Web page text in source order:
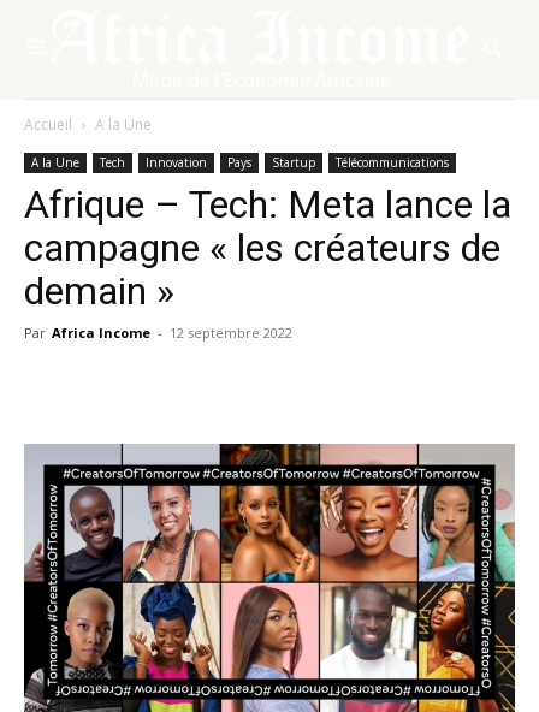
Accueil A la Une
A la Une Tech Innovation Pays Startup Télécommunications
Afrique – Tech: Meta lance la
campagne « les créateurs de
demain »
Par Africa Income - 12 septembre 2022